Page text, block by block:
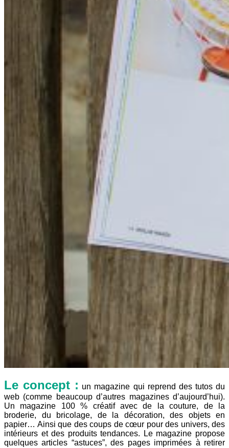
Le concept : un magazine qui reprend des tutos du
web (comme beaucoup d’autres magazines d’aujourd’hui).
Un magazine 100 % créatif avec de la couture, de la
broderie, du bricolage, de la décoration, des objets en
papier… Ainsi que des coups de cœur pour des univers, des
intérieurs et des produits tendances. Le magazine propose
quelques articles “astuces”, des pages imprimées à retirer